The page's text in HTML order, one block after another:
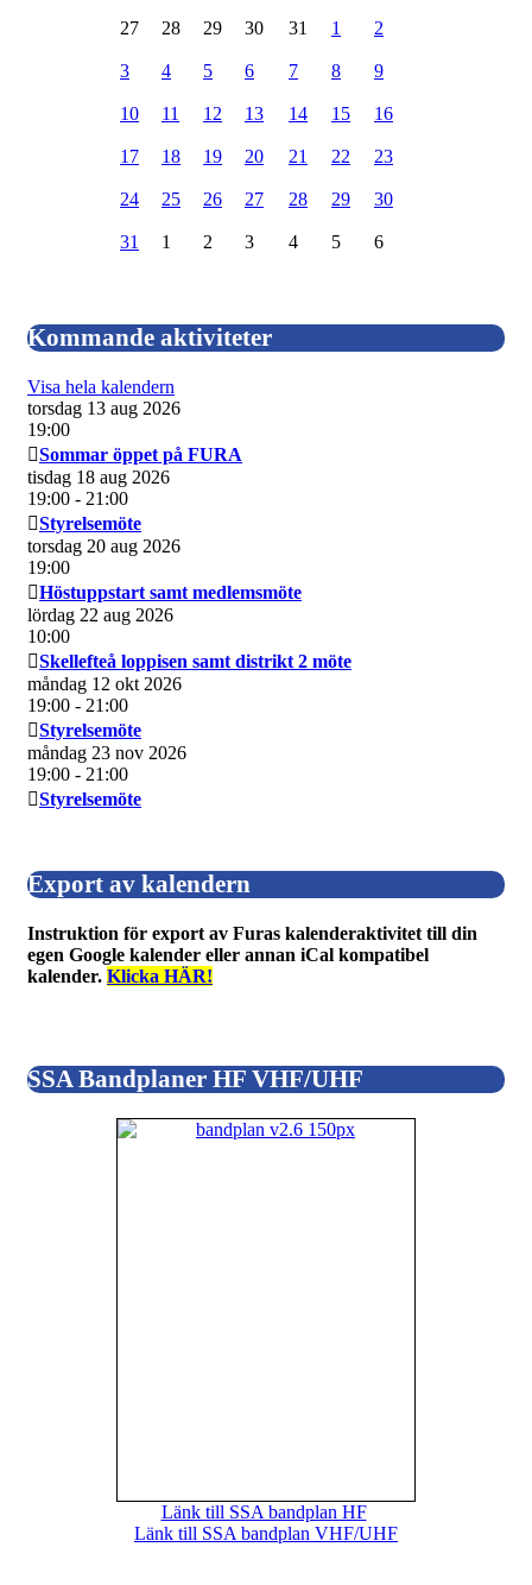
27 28 29 30 31 1 2
3 4 5 6 7 8 9
10 11 12 13 14 15 16
17 18 19 20 21 22 23
24 25 26 27 28 29 30
31 1 2 3 4 5 6
Kommande aktiviteter
Visa hela kalendern
torsdag 13 aug 2026
19:00
Sommar öppet på FURA
tisdag 18 aug 2026
19:00 - 21:00
Styrelsemöte
torsdag 20 aug 2026
19:00
Höstuppstart samt medlemsmöte
lördag 22 aug 2026
10:00
Skellefteå loppisen samt distrikt 2 möte
måndag 12 okt 2026
19:00 - 21:00
Styrelsemöte
måndag 23 nov 2026
19:00 - 21:00
Styrelsemöte
Export av kalendern
Instruktion för export av Furas kalenderaktivitet till din
egen Google kalender eller annan iCal kompatibel
kalender. Klicka HÄR!
SSA Bandplaner HF VHF/UHF
Länk till SSA bandplan HF
Länk till SSA bandplan VHF/UHF